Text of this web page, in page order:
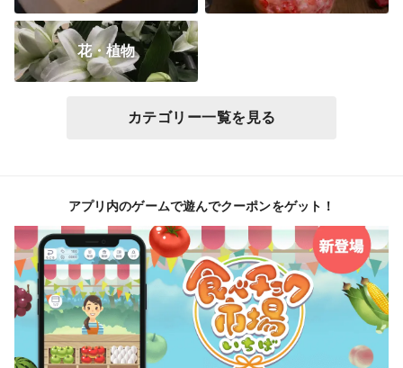
花・植物
カテゴリー一覧を見る
アプリ内のゲームで遊んでクーポンをゲット！